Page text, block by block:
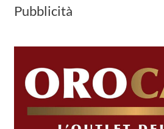
Pubblicità